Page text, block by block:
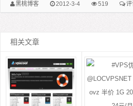
黑桃博客 2012-3-4 519 评
相关文章